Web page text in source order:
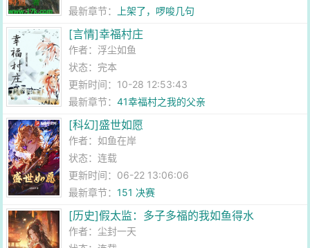
最新章节：
上架了，啰唆几句
[言情]幸福村庄
作者： 浮尘如鱼
状态：完本
更新时间：10-28 12:53:43
最新章节：41幸福村之我的父亲
[科幻]盛世如愿
作者：如鱼在岸
状态：连载
更新时间：06-22 13:06:06
最新章节：151 决赛
[历史]假太监：多子多福的我如鱼得水
作者： 尘封一天